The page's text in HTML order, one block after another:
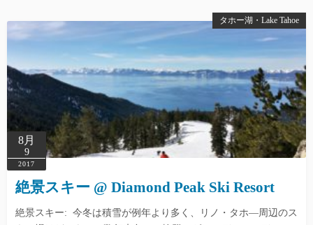
タホー湖・Lake Tahoe
8月
9
2017
絶景スキー @ Diamond Peak Ski Resort
絶景スキー: 今冬は積雪が例年より多く、リノ・タホ―周辺のス